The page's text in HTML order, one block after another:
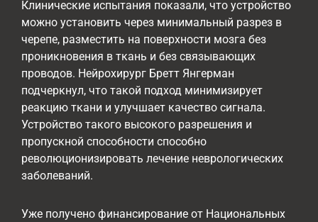
Клинические испытания показали, что устройство
можно установить через минимальный разрез в
черепе, разместить на поверхности мозга без
проникновения в ткань и без связывающих
проводов. Нейрохирург Бретт Янгерман
подчеркнул, что такой подход минимизирует
реакцию ткани и улучшает качество сигнала.
Устройство такого высокого разрешения и
пропускной способности способно
революционизировать лечение неврологических
заболеваний.
Уже получено финансирование от Национальных